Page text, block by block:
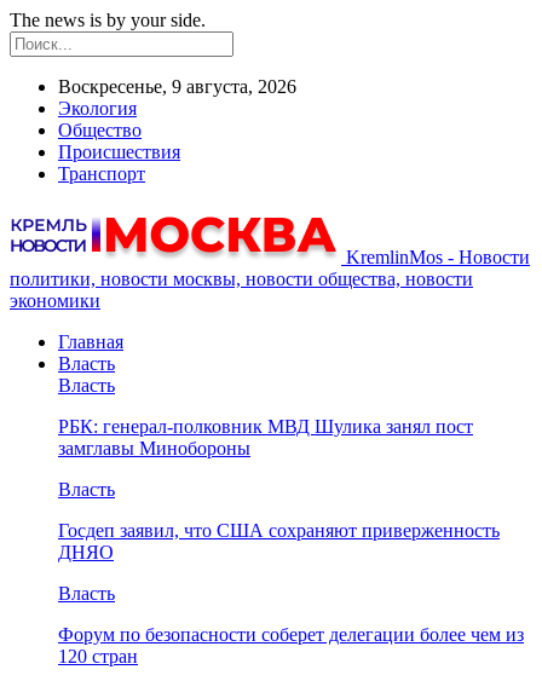
The news is by your side.
Воскресенье, 9 августа, 2026
Экология
Общество
Происшествия
Транспорт
KremlinMos - Новости
политики, новости москвы, новости общества, новости
экономики
Главная
Власть
Власть
РБК: генерал-полковник МВД Шулика занял пост
замглавы Минобороны
Власть
Госдеп заявил, что США сохраняют приверженность
ДНЯО
Власть
Форум по безопасности соберет делегации более чем из
120 стран